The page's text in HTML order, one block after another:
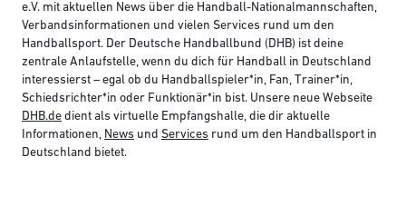
e.V. mit aktuellen News über die Handball-Nationalmannschaften,
Verbandsinformationen und vielen Services rund um den
Handballsport. Der Deutsche Handballbund (DHB) ist deine
zentrale Anlaufstelle, wenn du dich für Handball in Deutschland
interessierst – egal ob du Handballspieler*in, Fan, Trainer*in,
Schiedsrichter*in oder Funktionär*in bist. Unsere neue Webseite
DHB.de dient als virtuelle Empfangshalle, die dir aktuelle
Informationen, News und Services rund um den Handballsport in
Deutschland bietet.